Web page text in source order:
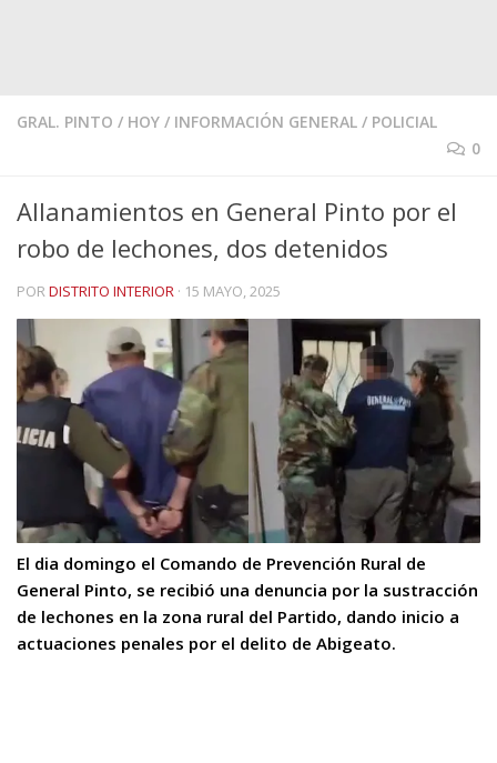
GRAL. PINTO / HOY / INFORMACIÓN GENERAL / POLICIAL
0
Allanamientos en General Pinto por el
robo de lechones, dos detenidos
PORDISTRITO INTERIOR · 15 MAYO, 2025
El dia domingo el Comando de Prevención Rural de
General Pinto, se recibió una denuncia por la sustracción
de lechones en la zona rural del Partido, dando inicio a
actuaciones penales por el delito de Abigeato.